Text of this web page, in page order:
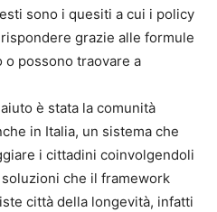
sono i quesiti a cui i policy
grazie alle formule
o possono traovare a
è stata la comunità
in Italia, un sistema che
i cittadini coinvolgendoli
che il framework
città della longevità, infatti